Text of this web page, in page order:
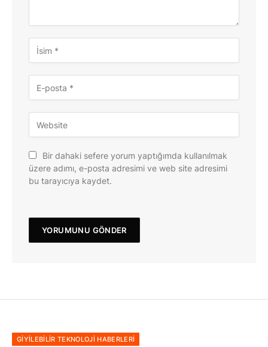
Bir dahaki sefere yorum yaptığımda kullanılmak
üzere adımı, e-posta adresimi ve web site adresimi
bu tarayıcıya kaydet.
GIYILEBILIR TEKNOLOJI HABERLERI